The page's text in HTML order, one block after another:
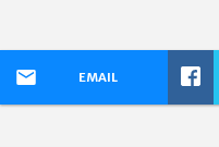
EMAIL